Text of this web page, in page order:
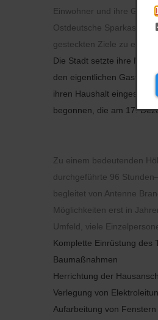
Einwohner und ihre
Ostdeutsche
gesteckten Ziele zu
Die Stadt setzte ihre
den eigentlichen
ihren Haushalt eingestellt.
begonnen, die am 17.
Zu einem bedeutenden
durchgeführte 96
begleitet von Antenne
Möglichkeiten erst in
Umfeld, viele
Komplette Einrüstung des
Baumaßnahmen
Herrichtung der
Verlegung von
Aufarbeitung von